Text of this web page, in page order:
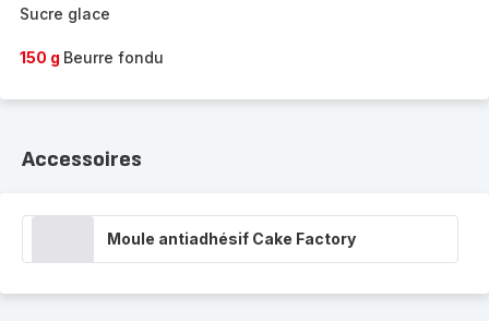
Sucre glace
150 g Beurre fondu
Accessoires
Moule antiadhésif Cake Factory